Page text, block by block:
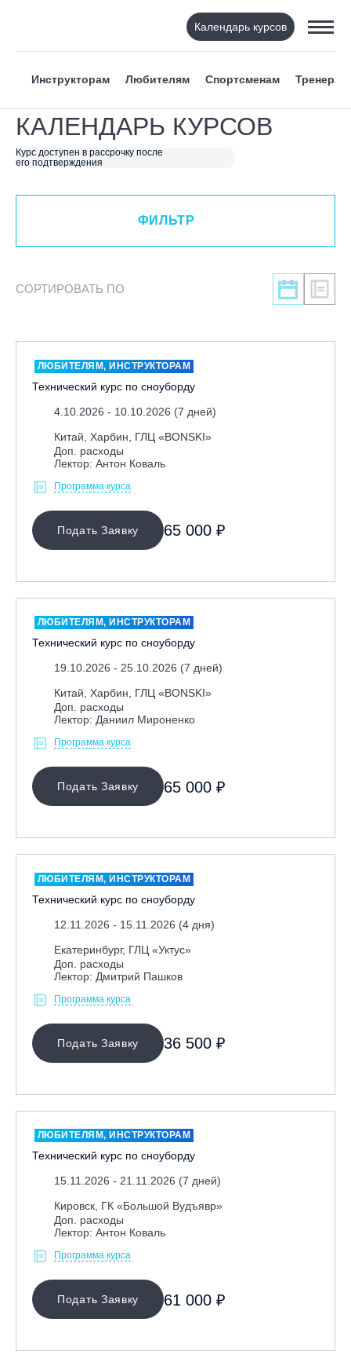
Календарь курсов
Инструкторам Любителям Спортсменам Тренерам
КАЛЕНДАРЬ КУРСОВ
Курс доступен в рассрочку после
его подтверждения
ФИЛЬТР
ВИД СПОРТА
Сноуборд
Лонгбординг
Лыжный фристайл
Телемарк
Я ХОЧУ
НАПРАВЛЕНИЕ
Инструкторам
Любителям
Спортсменам
ЛЕКТОР
МЕСТО ПРОВЕДЕНИЯ
ОЧИСТИТЬ ФИЛЬТР
ФИЛЬТР
СОРТИРОВАТЬ ПО
ЛЮБИТЕЛЯМ, ИНСТРУКТОРАМ
Технический курс по сноуборду
4.10.2026 - 10.10.2026 (7 дней)
Китай, Харбин, ГЛЦ «BONSKI»
Доп. расходы
Лектор: Антон Коваль
Программа курса
Подать Заявку 65 000 ₽
ЛЮБИТЕЛЯМ, ИНСТРУКТОРАМ
Технический курс по сноуборду
19.10.2026 - 25.10.2026 (7 дней)
Китай, Харбин, ГЛЦ «BONSKI»
Доп. расходы
Лектор: Даниил Мироненко
Программа курса
Подать Заявку 65 000 ₽
ЛЮБИТЕЛЯМ, ИНСТРУКТОРАМ
Технический курс по сноуборду
12.11.2026 - 15.11.2026 (4 дня)
Екатеринбург, ГЛЦ «Уктус»
Доп. расходы
Лектор: Дмитрий Пашков
Программа курса
Подать Заявку 36 500 ₽
ЛЮБИТЕЛЯМ, ИНСТРУКТОРАМ
Технический курс по сноуборду
15.11.2026 - 21.11.2026 (7 дней)
Кировск, ГК «Большой Вудъявр»
Доп. расходы
Лектор: Антон Коваль
Программа курса
Подать Заявку 61 000 ₽